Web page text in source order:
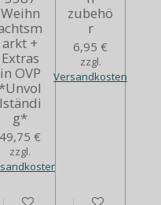
Weihn
arkt +
Extras
in OVP
*Unvol
lständi
g*
49,75 €
zzgl.
Bei Verfügbarkeit
zubehö
r
6,95 €
zzgl.
Versandkosten
In den